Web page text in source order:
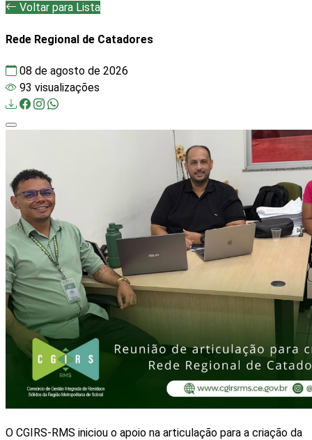
Voltar para Lista
Rede Regional de Catadores
08 de agosto de 2026
93 visualizações
O CGIRS-RMS iniciou o apoio na articulação para a criação da